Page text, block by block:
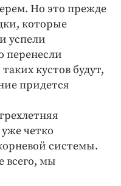
Но это прежде
которые
успели
перенесли
кустов будут,
придется
четко
системы.
всего, мы